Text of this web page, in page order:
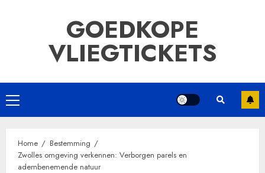
GOEDKOPE
VLIEGTICKETS
Primair
menu
Home
Bestemming
Zwolles omgeving verkennen: Verborgen parels en
adembenemende natuur